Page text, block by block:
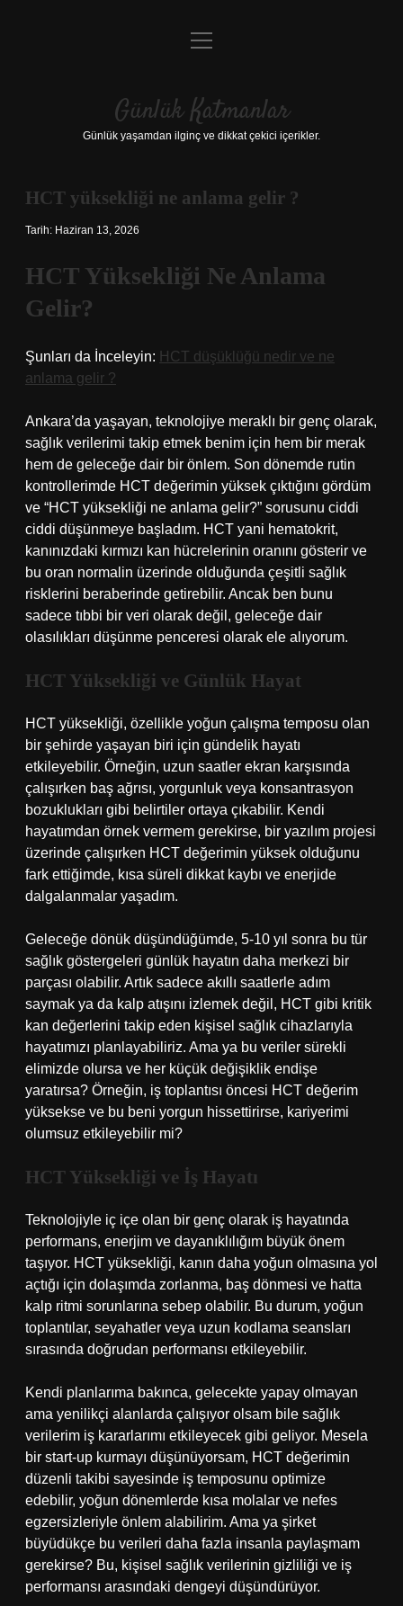
Anasayfa
Yasal Uyarı
menüyü
Günlük Katmanlar
Günlük yaşamdan ilginç ve dikkat çekici içerikler.
HCT yüksekliği ne anlama gelir ?
Tarih: Haziran 13, 2026
HCT Yüksekliği Ne Anlama
Gelir?
Şunları da İnceleyin: HCT düşüklüğü nedir ve ne
anlama gelir ?
Ankara’da yaşayan, teknolojiye meraklı bir genç olarak,
sağlık verilerimi takip etmek benim için hem bir merak
hem de geleceğe dair bir önlem. Son dönemde rutin
kontrollerimde HCT değerimin yüksek çıktığını gördüm
ve “HCT yüksekliği ne anlama gelir?” sorusunu ciddi
ciddi düşünmeye başladım. HCT yani hematokrit,
kanınızdaki kırmızı kan hücrelerinin oranını gösterir ve
bu oran normalin üzerinde olduğunda çeşitli sağlık
risklerini beraberinde getirebilir. Ancak ben bunu
sadece tıbbi bir veri olarak değil, geleceğe dair
olasılıkları düşünme penceresi olarak ele alıyorum.
HCT Yüksekliği ve Günlük Hayat
HCT yüksekliği, özellikle yoğun çalışma temposu olan
bir şehirde yaşayan biri için gündelik hayatı
etkileyebilir. Örneğin, uzun saatler ekran karşısında
çalışırken baş ağrısı, yorgunluk veya konsantrasyon
bozuklukları gibi belirtiler ortaya çıkabilir. Kendi
hayatımdan örnek vermem gerekirse, bir yazılım projesi
üzerinde çalışırken HCT değerimin yüksek olduğunu
fark ettiğimde, kısa süreli dikkat kaybı ve enerjide
dalgalanmalar yaşadım.
Geleceğe dönük düşündüğümde, 5-10 yıl sonra bu tür
sağlık göstergeleri günlük hayatın daha merkezi bir
parçası olabilir. Artık sadece akıllı saatlerle adım
saymak ya da kalp atışını izlemek değil, HCT gibi kritik
kan değerlerini takip eden kişisel sağlık cihazlarıyla
hayatımızı planlayabiliriz. Ama ya bu veriler sürekli
elimizde olursa ve her küçük değişiklik endişe
yaratırsa? Örneğin, iş toplantısı öncesi HCT değerim
yüksekse ve bu beni yorgun hissettirirse, kariyerimi
olumsuz etkileyebilir mi?
HCT Yüksekliği ve İş Hayatı
Teknolojiyle iç içe olan bir genç olarak iş hayatında
performans, enerjim ve dayanıklılığım büyük önem
taşıyor. HCT yüksekliği, kanın daha yoğun olmasına yol
açtığı için dolaşımda zorlanma, baş dönmesi ve hatta
kalp ritmi sorunlarına sebep olabilir. Bu durum, yoğun
toplantılar, seyahatler veya uzun kodlama seansları
sırasında doğrudan performansı etkileyebilir.
Kendi planlarıma bakınca, gelecekte yapay olmayan
ama yenilikçi alanlarda çalışıyor olsam bile sağlık
verilerim iş kararlarımı etkileyecek gibi geliyor. Mesela
bir start-up kurmayı düşünüyorsam, HCT değerimin
düzenli takibi sayesinde iş temposunu optimize
edebilir, yoğun dönemlerde kısa molalar ve nefes
egzersizleriyle önlem alabilirim. Ama ya şirket
büyüdükçe bu verileri daha fazla insanla paylaşmam
gerekirse? Bu, kişisel sağlık verilerinin gizliliği ve iş
performansı arasındaki dengeyi düşündürüyor.